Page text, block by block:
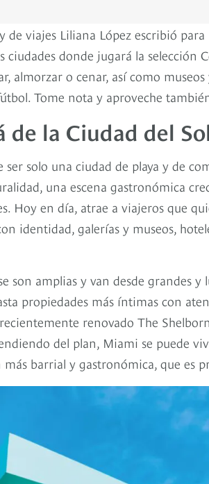
de viajes Liliana López escribió
ciudades donde jugará la selección
almorzar o cenar, así como
Tome nota y aproveche
de la Ciudad del
ser solo una ciudad de playa y de
una escena gastronómica
Hoy en día, atrae a viajeros que
identidad, galerías y museos,
son amplias y van desde grandes
propiedades más íntimas con
renovado The
del plan, Miami se puede
barrial y gastronómica, que es